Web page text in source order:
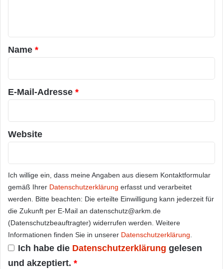
a
r
*
Name *
E-Mail-Adresse *
Website
Ich willige ein, dass meine Angaben aus diesem Kontaktformular
gemäß Ihrer Datenschutzerklärung erfasst und verarbeitet
werden. Bitte beachten: Die erteilte Einwilligung kann jederzeit für
die Zukunft per E-Mail an datenschutz@arkm.de
(Datenschutzbeauftragter) widerrufen werden. Weitere
Informationen finden Sie in unserer Datenschutzerklärung.
Ich habe die Datenschutzerklärung gelesen
und akzeptiert. *